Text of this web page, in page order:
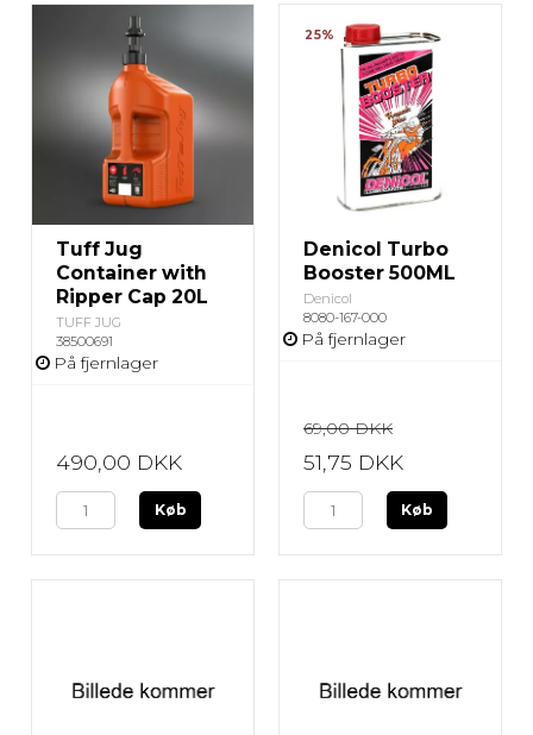
Tuff Jug
Container with
Ripper Cap 20L
TUFF JUG
38500691
På fjernlager
490,00 DKK
Køb
25%
Denicol Turbo
Booster 500ML
Denicol
8080-167-000
På fjernlager
69,00 DKK
51,75 DKK
Køb